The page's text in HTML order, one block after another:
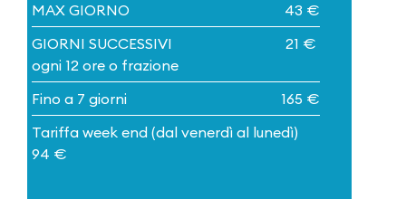
MAX GIORNO
43 €
GIORNI SUCCESSIVI
ogni 12 ore o frazione
21 €
Fino a 7 giorni
165 €
Tariffa week end (dal venerdì al lunedì)
94 €